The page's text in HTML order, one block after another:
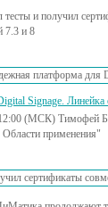
и получил
7.3 и 8
Signage.
(МСК) Тимофей
Области применения"